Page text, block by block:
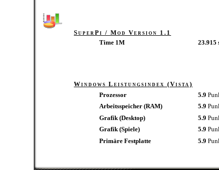
SuperPi / Mod Version 1.1
Time 1M
23.915
Windows Leistungsindex (Vista)
Prozessor
5.9
Arbeitsspeicher (RAM)
5.9
Grafik (Desktop)
5.9
Grafik (Spiele)
5.9
Primäre Festplatte
5.9